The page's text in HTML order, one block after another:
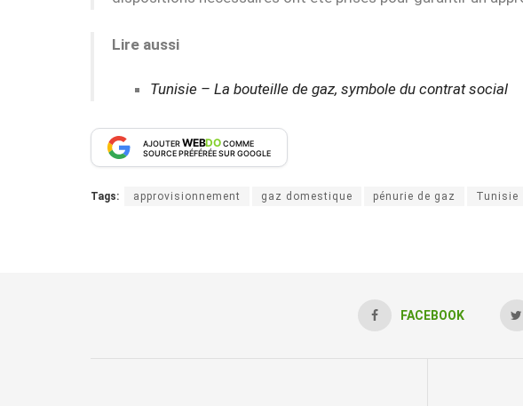
Lire aussi
Tunisie – La bouteille de gaz, symbole du contrat social
AJOUTERWEBDOCOMME
SOURCE PRÉFÉRÉE SUR GOOGLE
Tags: approvisionnement gaz domestique pénurie de gaz Tunisie
FACEBOOK